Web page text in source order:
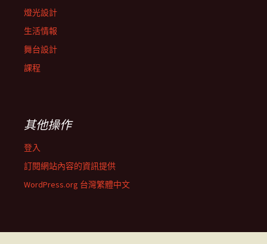
燈光設計
生活情報
舞台設計
課程
其他操作
登入
訂閱網站內容的資訊提供
WordPress.org 台灣繁體中文